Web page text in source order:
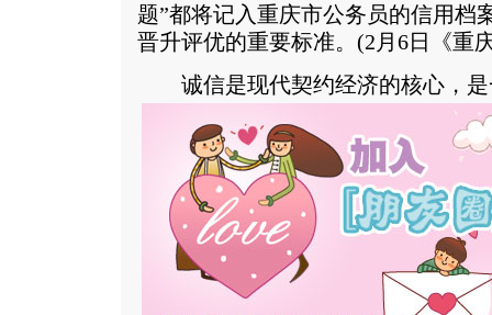
题”都将记入重庆市公务员的信用档
晋升评优的重要标准。(2月6日《重
诚信是现代契约经济的核心，是